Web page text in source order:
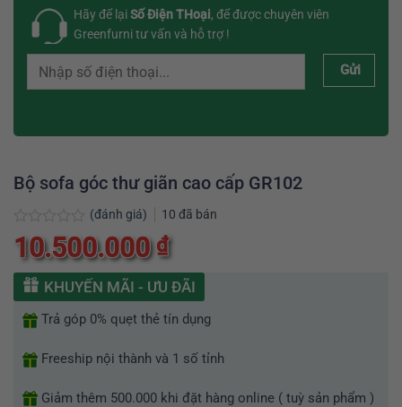
Hãy để lạiSố Điện THoại, để được chuyên viên
Greenfurni tư vấn và hỗ trợ !
Gửi
Bộ sofa góc thư giãn cao cấp GR102
Được
xếp
hạng
(đánh giá) 10 đã bán
10.500.000₫
KHUYẾN MÃI - ƯU ĐÃI
Trả góp 0% quẹt thẻ tín dụng
Freeship nội thành và 1 số tỉnh
Giảm thêm 500.000 khi đặt hàng online ( tuỳ sản phẩm )